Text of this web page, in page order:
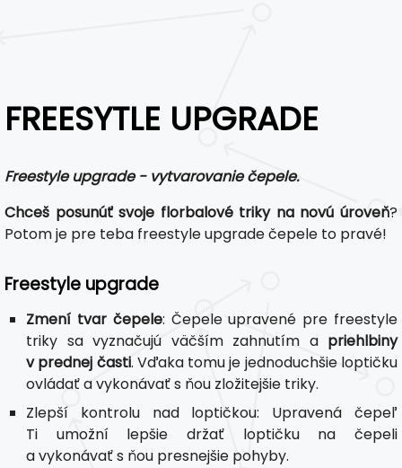
FREESYTLE UPGRADE
Freestyle upgrade - vytvarovanie čepele.
Chceš posunúť svoje florbalové triky na novú úroveň?
Potom je pre teba freestyle upgrade čepele to pravé!
Freestyle upgrade
Zmení tvar čepele: Čepele upravené pre freestyle
triky sa vyznačujú väčším zahnutím a priehlbiny
v prednej časti. Vďaka tomu je jednoduchšie loptičku
ovládať a vykonávať s ňou zložitejšie triky.
Zlepší kontrolu nad loptičkou: Upravená čepeľ
Ti umožní lepšie držať loptičku na čepeli
a vykonávať s ňou presnejšie pohyby.